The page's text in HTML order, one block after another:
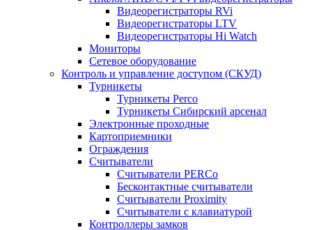
Видеорегистраторы RVi
Видеорегистраторы LTV
Видеорегистраторы Hi Watch
Мониторы
Сетевое оборудование
Контроль и управление доступом (СКУД)
Турникеты
Турникеты Perco
Турникеты Сибирский арсенал
Электронные проходные
Картоприемники
Ограждения
Считыватели
Считыватели PERCo
Бесконтактные считыватели
Считыватели Proximity
Считыватели с клавиатурой
Контроллеры замков